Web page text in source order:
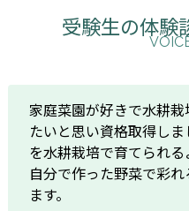
受験生の体験
家庭菜園が好きで水耕
たいと思い資格取得し
を水耕栽培で育てられ
自分で作った野菜で彩
ます。